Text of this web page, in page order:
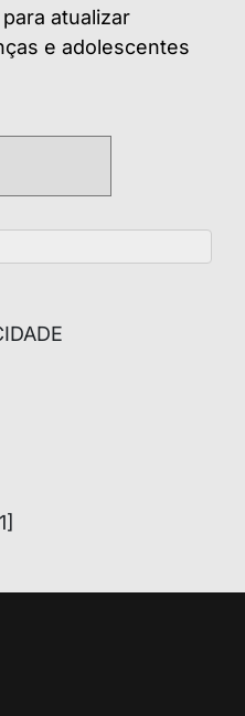
atualizar
e adolescentes